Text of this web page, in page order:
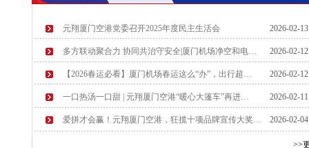
元翔厦门空港党委召开2025年度民主生活会 2026-02-
多方联动聚合力 协同共治守安全|厦门机场净空和电… 2026-02-
【2026春运必看】厦门机场春运这么“办”，出行超… 2026-02-
一口热汤一口甜 | 元翔厦门空港“暖心大篷车”再进… 2026-02-
爱拼才会赢！元翔厦门空港，狂揽十项品牌宣传大奖… 2026-02-
>>